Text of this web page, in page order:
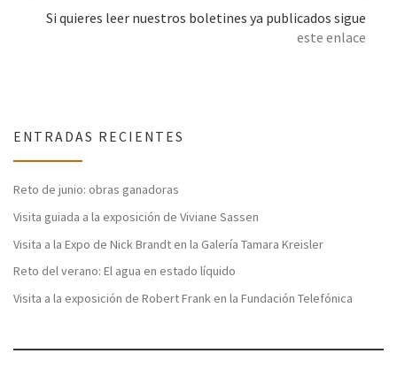
Si quieres leer nuestros boletines ya publicados sigue
este enlace
ENTRADAS RECIENTES
Reto de junio: obras ganadoras
Visita guiada a la exposición de Viviane Sassen
Visita a la Expo de Nick Brandt en la Galería Tamara Kreisler
Reto del verano: El agua en estado líquido
Visita a la exposición de Robert Frank en la Fundación Telefónica